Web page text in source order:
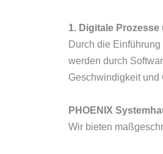
1. Digitale
Durch die
werden durch
Geschwindigkeit und
PHOENIX
Wir bieten